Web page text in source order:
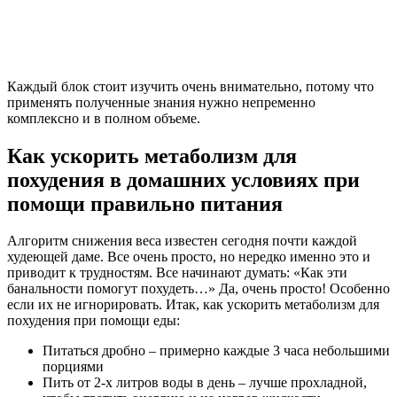
Каждый блок стоит изучить очень внимательно, потому что
применять полученные знания нужно непременно
комплексно и в полном объеме.
Как ускорить метаболизм для
похудения в домашних условиях при
помощи правильно питания
Алгоритм снижения веса известен сегодня почти каждой
худеющей даме. Все очень просто, но нередко именно это и
приводит к трудностям. Все начинают думать: «Как эти
банальности помогут похудеть…» Да, очень просто! Особенно
если их не игнорировать. Итак, как ускорить метаболизм для
похудения при помощи еды:
Питаться дробно – примерно каждые 3 часа небольшими
порциями
Пить от 2-х литров воды в день – лучше прохладной,